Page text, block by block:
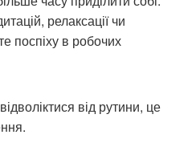
релаксації чи
поспіху в робочих
від рутини, це